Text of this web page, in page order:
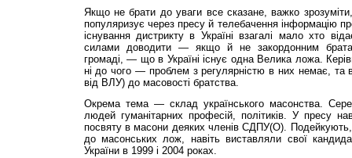
Якщо не брати до уваги все сказане, важко
популяризує через пресу й телебачення інформацію
існування дистрикту в Україні взагалі мало хто
силами доводити — якщо й не закордонним
громаді, — що в Україні існує одна Велика ложа.
ні до чого — проблем з регулярністю в них немає, та
від ВЛУ) до масовості братства.
Окрема тема — склад українського масонства.
людей гуманітарних професій, політиків. У пресу
посвяту в масони деяких членів СДПУ(О).
до масонських лож, навіть виставляли свої
України в 1999 і 2004 роках.